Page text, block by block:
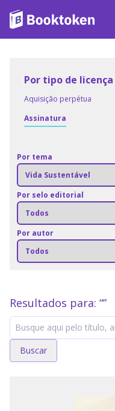
Por tipo de licença
Aquisição perpétua
Assinatura
Por tema
Por selo editorial
Por autor
Resultados para: “”
Buscar